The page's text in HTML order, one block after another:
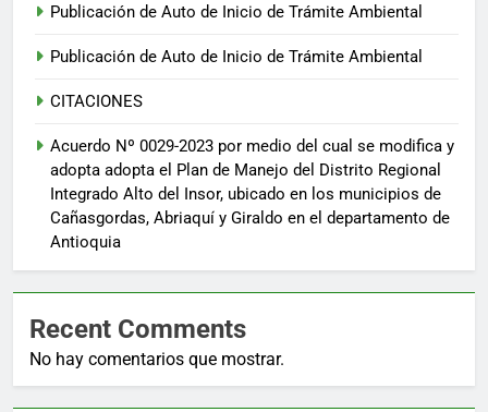
Publicación de Auto de Inicio de Trámite Ambiental
Publicación de Auto de Inicio de Trámite Ambiental
CITACIONES
Acuerdo Nº 0029-2023 por medio del cual se modifica y
adopta adopta el Plan de Manejo del Distrito Regional
Integrado Alto del Insor, ubicado en los municipios de
Cañasgordas, Abriaquí y Giraldo en el departamento de
Antioquia
Recent Comments
No hay comentarios que mostrar.